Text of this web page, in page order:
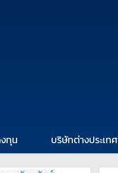
ทุน บริษัทต่างประเทศ